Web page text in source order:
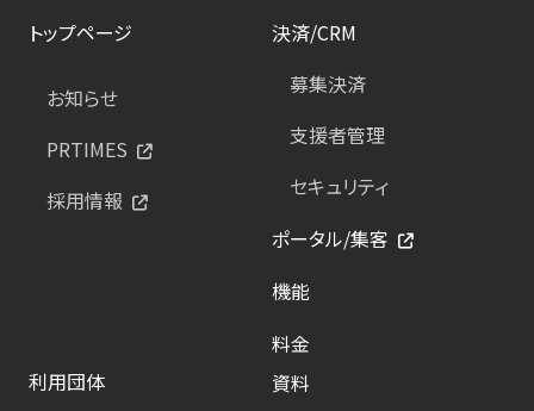
トップページ
お知らせ
PRTIMES
採用情報
決済/CRM
募集決済
支援者管理
セキュリティ
ポータル/集客
機能
料金
利用団体
資料